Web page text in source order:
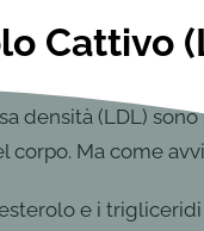
Cattivo
densità (LDL)
Ma come
e i